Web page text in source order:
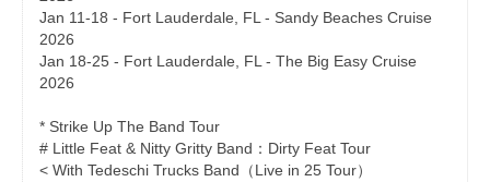
Jan 11-18 - Fort Lauderdale, FL - Sandy Beaches Cruise
2026
Jan 18-25 - Fort Lauderdale, FL - The Big Easy Cruise
2026
* Strike Up The Band Tour
# Little Feat & Nitty Gritty Band：Dirty Feat Tour
< With Tedeschi Trucks Band（Live in 25 Tour）